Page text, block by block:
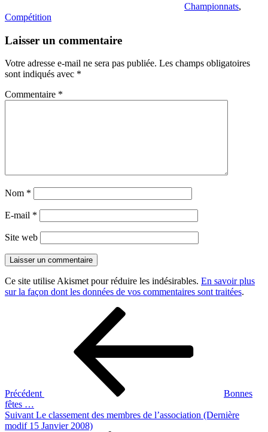
Championnats,
Compétition
Laisser un commentaire
Votre adresse e-mail ne sera pas publiée. Les champs obligatoires
sont indiqués avec *
Commentaire *
Nom *
E-mail *
Site web
Ce site utilise Akismet pour réduire les indésirables. En savoir plus
sur la façon dont les données de vos commentaires sont traitées.
Précédent
Bonnes
fêtes …
Article
suivant
Suivant Le classement des membres de l’association (Dernière
modif 15 Janvier 2008)